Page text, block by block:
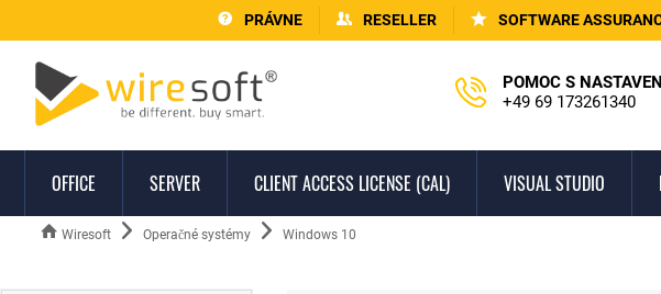
PRÁVNE RESELLER SOFTWARE
POMOC S
+49 69 173261340
OFFICE SERVER CLIENT ACCESS LICENSE (CAL) VISUAL STUDIO
Wiresoft Operačné systémy Windows 10